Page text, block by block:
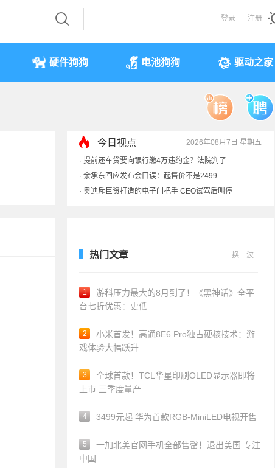
登录 注册
硬件狗狗 电池狗狗 驱动之家
今日视点 2026年08月7日 星期五
· 提前还车贷要向银行缴4万违约金？法院判了
· 余承东回应发布会口误：起售价不是2499
· 奥迪斥巨资打造的电子门把手 CEO试驾后叫停
热门文章 换一波
1
游科压力最大的8月到了！《黑神话》全平
台七折优惠：史低
2
小米首发！高通8E6 Pro独占硬核技术：游
戏体验大幅跃升
3
全球首款！TCL华星印刷OLED显示器即将
上市 三季度量产
4 3499元起 华为首款RGB-MiniLED电视开售
5
一加北美官网手机全部售罄！退出美国 专注
中国